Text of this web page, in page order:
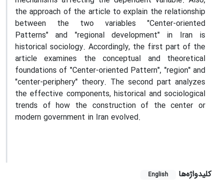
the approach of the article to explain the relationship
between the two variables "Center-oriented
Patterns" and "regional development" in Iran is
historical sociology. Accordingly, the first part of the
article examines the conceptual and theoretical
foundations of "Center-oriented Pattern", "region" and
"center-periphery" theory. The second part analyzes
the effective components, historical and sociological
trends of how the construction of the center or
modern government in Iran evolved.
کلیدواژه‌ها English